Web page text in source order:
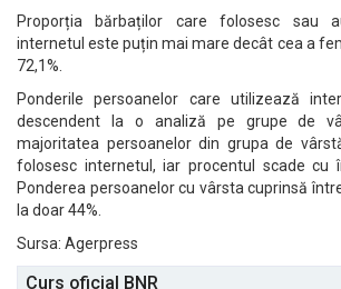
Proporția bărbaților care folosesc sau
internetul este puțin mai mare decât cea a
72,1%.
Ponderile persoanelor care utilizează
descendent la o analiză pe grupe de
majoritatea persoanelor din grupa de
folosesc internetul, iar procentul scade cu
Ponderea persoanelor cu vârsta cuprinsă
la doar 44%.
Sursa: Agerpress
Curs oficial BNR